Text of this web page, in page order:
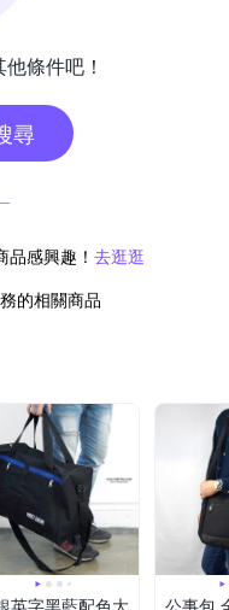
條件吧！
尋
感興趣！ 去逛逛
的相關商品